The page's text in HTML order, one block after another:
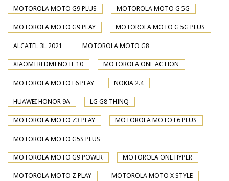
MOTOROLA MOTO G9 PLUS MOTOROLA MOTO G 5G
MOTOROLA MOTO G9 PLAY MOTOROLA MOTO G 5G PLUS
ALCATEL 3L 2021 MOTOROLA MOTO G8
XIAOMI REDMI NOTE 10 MOTOROLA ONE ACTION
MOTOROLA MOTO E6 PLAY NOKIA 2.4
HUAWEI HONOR 9A LG G8 THINQ
MOTOROLA MOTO Z3 PLAY MOTOROLA MOTO E6 PLUS
MOTOROLA MOTO G5S PLUS
MOTOROLA MOTO G9 POWER MOTOROLA ONE HYPER
MOTOROLA MOTO Z PLAY MOTOROLA MOTO X STYLE